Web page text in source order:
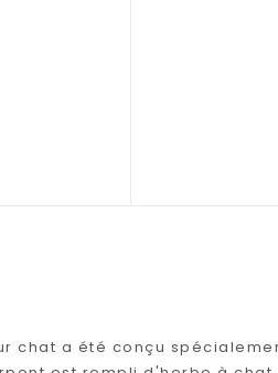
chat a été conçu